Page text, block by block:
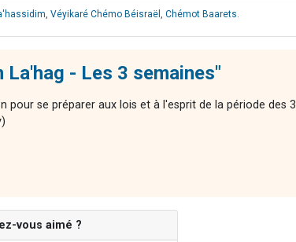
Véyikaré Chémo Béisraël Chémot Baarets
La'hag - Les 3 semaines"
pour se préparer aux lois et à l'esprit de la période des 3
vous aimé ?